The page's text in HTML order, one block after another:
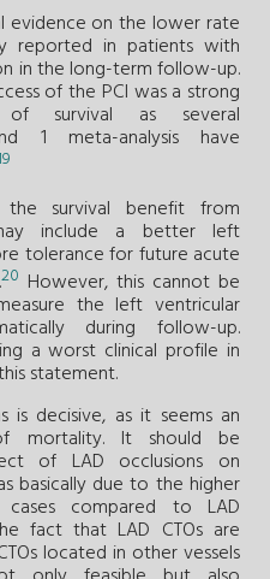
evidence on the lower rate
reported in patients with
in the long-term follow-up.
of the PCI was a strong
of survival as several
1 meta-analysis have
the survival benefit from
include a better left
tolerance for future acute
20 However, this cannot be
the left ventricular
during follow-up.
a worst clinical profile in
statement.
is decisive, as it seems an
mortality. It should be
of LAD occlusions on
basically due to the higher
compared to LAD
fact that LAD CTOs are
located in other vessels